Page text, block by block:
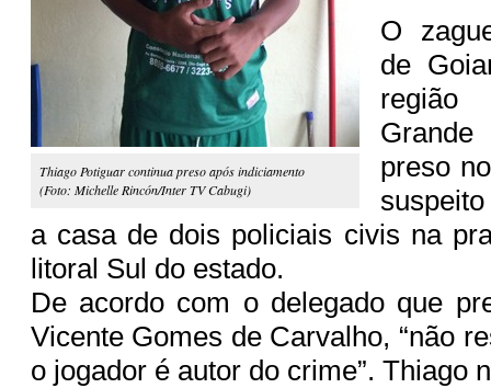
Thiago Potiguar continua preso após indiciamento
(Foto: Michelle Rincón/Inter TV Cabugi)
O
de
preso
a casa de dois policiais civis na
litoral Sul do estado.
De acordo com o delegado que
Vicente Gomes de Carvalho, “não
o jogador é autor do crime”. Thiago